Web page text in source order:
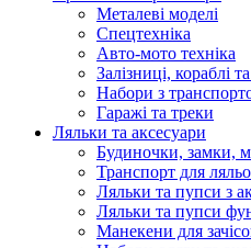
Металеві моделі
Спецтехніка
Авто-мото техніка
Залізниці, кораблі та
Набори з
Гаражі та треки
Ляльки та аксесуари
Будиночки, замки,
Транспорт для
Ляльки та пупси з
Ляльки та пупси
Манекени для